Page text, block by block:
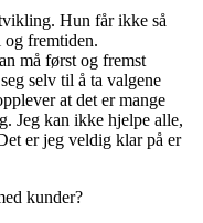
Hun får ikke så
fremtiden.
må først og fremst
selv til å ta valgene
at det er mange
Jeg kan ikke hjelpe alle,
er jeg veldig klar på er
kunder?